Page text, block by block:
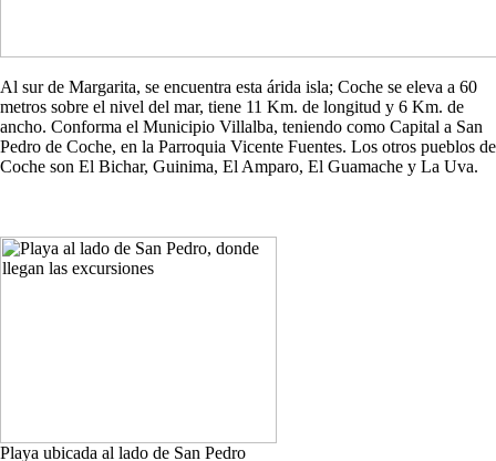
Al sur de Margarita, se encuentra esta árida isla; Coche se eleva a 60
metros sobre el nivel del mar, tiene 11 Km. de longitud y 6 Km. de
ancho. Conforma el Municipio Villalba, teniendo como Capital a San
Pedro de Coche, en la Parroquia Vicente Fuentes. Los otros pueblos de
Coche son El Bichar, Guinima, El Amparo, El Guamache y La Uva.
Playa ubicada al lado de San Pedro